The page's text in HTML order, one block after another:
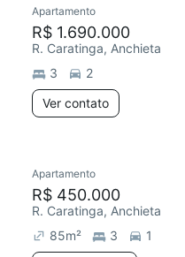
Redecorar
Apartamento
R$ 1.690.000
R. Caratinga, Anchieta
3
2
Ver contato
Redecorar
Apartamento
R$ 450.000
R. Caratinga, Anchieta
85m² 3
1